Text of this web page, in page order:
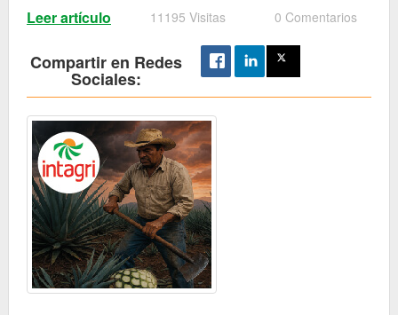
Leer artículo 11195 Visitas 0 Comentarios
Compartir en Redes
Sociales: